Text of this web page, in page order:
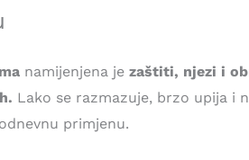
namijenjena je zaštiti, njezi i
Lako se razmazuje, brzo upija i
primjenu.